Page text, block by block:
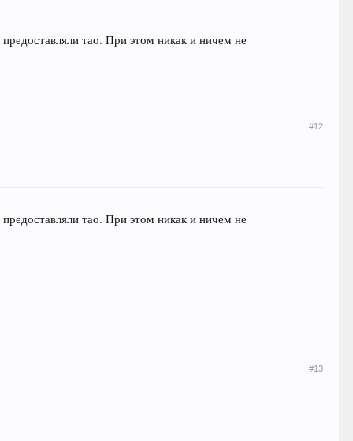
тао. При этом никак и ничем не
#12
тао. При этом никак и ничем не
#13